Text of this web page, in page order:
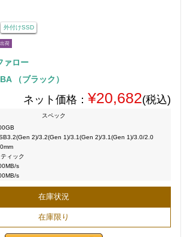
外付けSSD
荷
ァロー
（ブラック）
ネット価格： ¥20,682(税込)
スペック
2)/3.2(Gen 1)/3.1(Gen 2)/3.1(Gen 1)/3.0/2.0
ティック
s
s
在庫状況
在庫限り